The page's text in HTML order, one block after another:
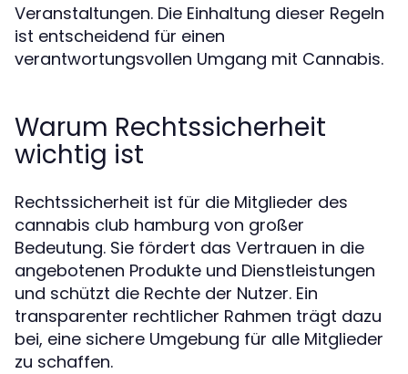
Veranstaltungen. Die Einhaltung dieser Regeln
ist entscheidend für einen
verantwortungsvollen Umgang mit Cannabis.
Warum Rechtssicherheit
wichtig ist
Rechtssicherheit ist für die Mitglieder des
cannabis club hamburg von großer
Bedeutung. Sie fördert das Vertrauen in die
angebotenen Produkte und Dienstleistungen
und schützt die Rechte der Nutzer. Ein
transparenter rechtlicher Rahmen trägt dazu
bei, eine sichere Umgebung für alle Mitglieder
zu schaffen.